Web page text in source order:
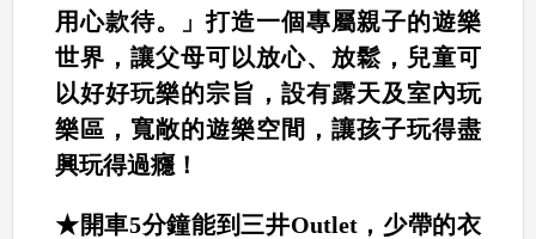
用心款待。」打造一個專屬親子的遊樂
世界，讓父母可以放心、放鬆，兒童可
以好好玩樂的宗旨，設有露天及室內玩
樂區，寬敞的遊樂空間，讓孩子玩得盡
興玩得過癮！
★開車5分鐘能到三井Outlet，少帶的衣